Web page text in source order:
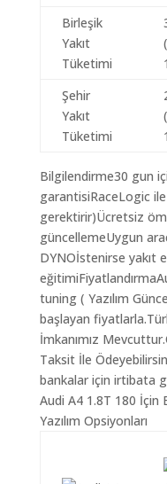
Birleşik
Yakıt
Tüketimi
Şehir
Yakıt
Tüketimi
Bilgilendirme30 gun
garantisiRaceLogic
gerektirir)Ücretsiz
güncellemeUygun
DYNOİstenirse yakıt
tuning ( Yazılım
başlayan
İmkanımız
Taksit İle
bankalar için irtibata
Audi A4 1.8T 180 İçin
Yazılım Opsiyonları